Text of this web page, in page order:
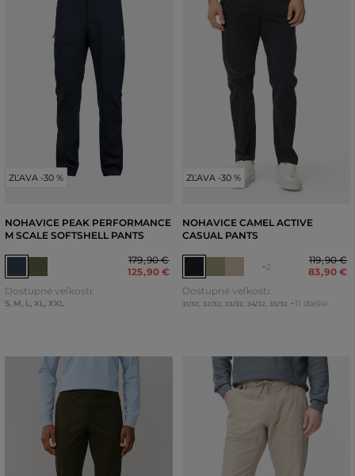
ZĽAVA -30 %
NOHAVICE PEAK PERFORMANCE
M SCALE SOFTSHELL PANTS
179,90 €
125,90 €
Dostupné veľkosti:
S, M, L, XL, XXL
ZĽAVA -30 %
NOHAVICE CAMEL ACTIVE
CASUAL PANTS
+2
119,90 €
83,90 €
Dostupné veľkosti:
31/32 32/32 33/32 34/32 35/32 +11 ďalšie